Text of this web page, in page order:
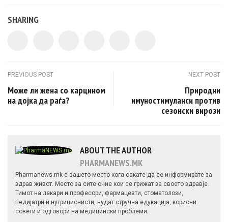
SHARING
Post navigation
PREVIOUS POST
Може ли жена со карцином
на дојка да раѓа?
NEXT POST
Природни
имуностимуланси против
сезонски вирози
ABOUT THE AUTHOR
PHARMANEWS.MK
Pharmanews.mk е вашето место кога сакате да се информирате за
здрав живот. Место за сите оние кои се грижат за своето здравје.
Тимот на лекари и професори, фармацевти, стоматолози,
педијатри и нутриционисти, нудат стручна едукација, корисни
совети и одговори на медицински проблеми.